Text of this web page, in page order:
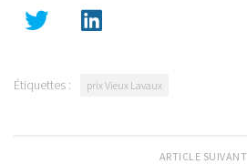
Étiquettes : prix Vieux Lavaux
ARTICLE SUIVANT